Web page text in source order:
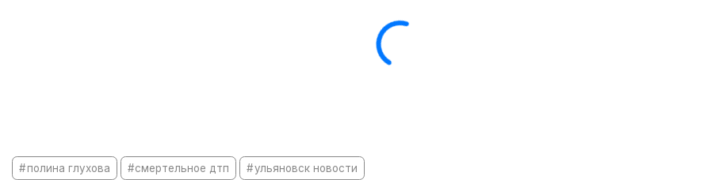
полина глухова смертельное дтп ульяновск новости